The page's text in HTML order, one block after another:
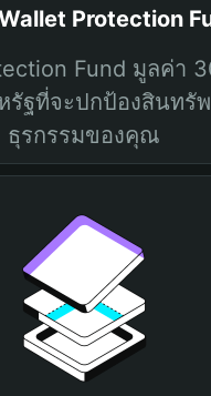
Protection
Fund มูลค่า
รัฐที่จะปกป้องสินทรั
ธุรกรรมของคุณ